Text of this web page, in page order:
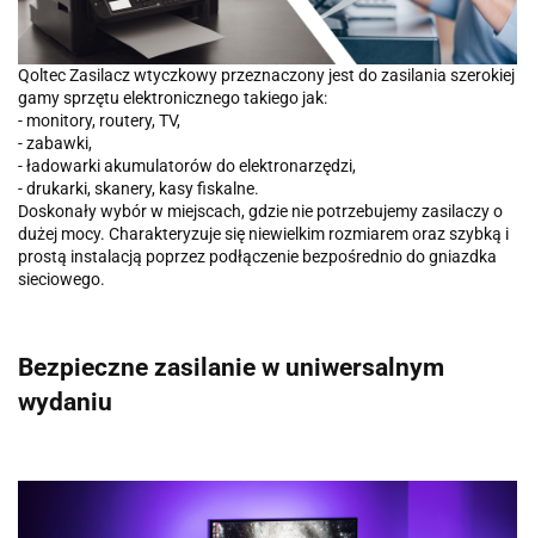
Qoltec Zasilacz wtyczkowy przeznaczony jest do zasilania szerokiej
gamy sprzętu elektronicznego takiego jak:
- monitory, routery, TV,
- zabawki,
- ładowarki akumulatorów do elektronarzędzi,
- drukarki, skanery, kasy fiskalne.
Doskonały wybór w miejscach, gdzie nie potrzebujemy zasilaczy o
dużej mocy. Charakteryzuje się niewielkim rozmiarem oraz szybką i
prostą instalacją poprzez podłączenie bezpośrednio do gniazdka
sieciowego.
Bezpieczne zasilanie w uniwersalnym
wydaniu